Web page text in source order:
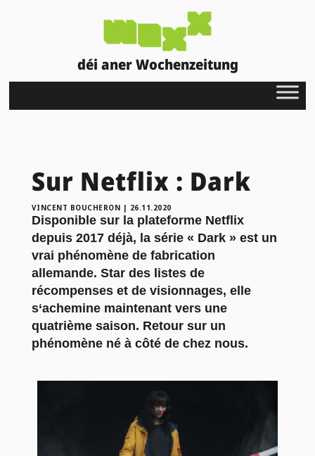
déi aner Wochenzeitung
Sur Netflix : Dark
VINCENT BOUCHERON | 26.11.2020
Disponible sur la plateforme Netflix
depuis 2017 déjà, la série « Dark » est un
vrai phénomène de fabrication
allemande. Star des listes de
récompenses et de visionnages, elle
s‘achemine maintenant vers une
quatrième saison. Retour sur un
phénomène né à côté de chez nous.